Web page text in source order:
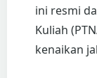
ini resmi
Kuliah
kenaikan